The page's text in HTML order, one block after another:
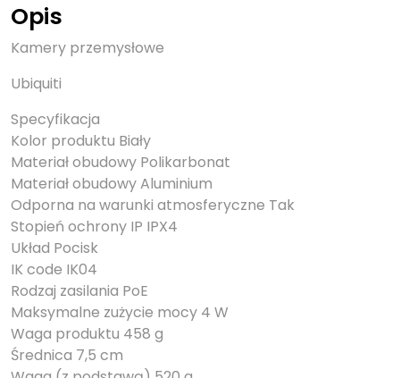
Opis
Kamery przemysłowe
Ubiquiti
Specyfikacja
Kolor produktu Biały
Materiał obudowy Polikarbonat
Materiał obudowy Aluminium
Odporna na warunki atmosferyczne Tak
Stopień ochrony IP IPX4
Układ Pocisk
IK code IK04
Rodzaj zasilania PoE
Maksymalne zużycie mocy 4 W
Waga produktu 458 g
Średnica 7,5 cm